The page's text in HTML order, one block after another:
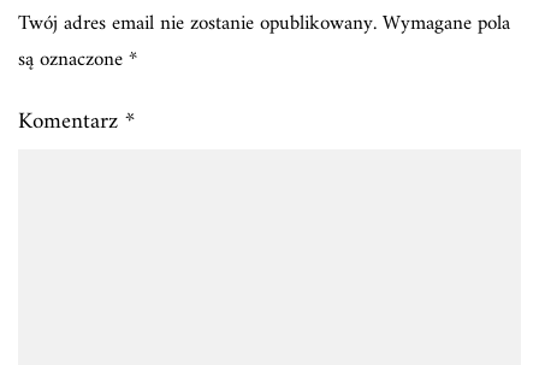
Twój adres email nie zostanie opublikowany.Wymagane pola
są oznaczone*
Komentarz*